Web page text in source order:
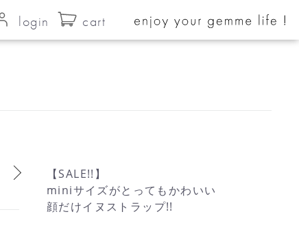
login cart
【SALE!!】
miniサイズがとってもかわいい
顔だけイヌストラップ!!